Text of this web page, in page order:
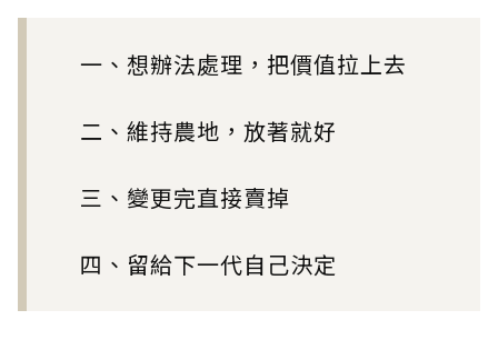
一、想辦法處理，把價值拉上去
二、維持農地，放著就好
三、變更完直接賣掉
四、留給下一代自己決定